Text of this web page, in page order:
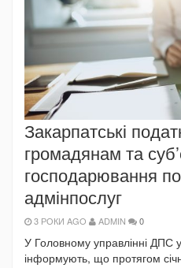
Закарпатські
громадянам та
господарювання
адмінпослуг
3 РОКИ AGO ADMIN 0
У Головному управлінні ДПС у
інформують, що протягом